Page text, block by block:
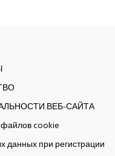
ВЕБ-САЙТА
файлов cookie
данных при регистрации